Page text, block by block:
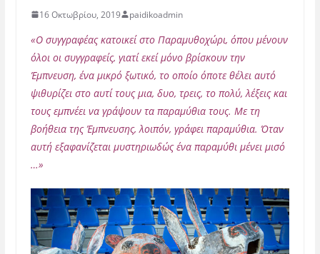
16 Οκτωβρίου, 2019 paidikoadmin
«Ο συγγραφέας κατοικεί στο Παραμυθοχώρι, όπου μένουν
όλοι οι συγγραφείς, γιατί εκεί μόνο βρίσκουν την
Έμπνευση, ένα μικρό ξωτικό, το οποίο όποτε θέλει αυτό
ψιθυρίζει στο αυτί τους μια, δυο, τρεις, το πολύ, λέξεις και
τους εμπνέει να γράψουν τα παραμύθια τους. Με τη
βοήθεια της Έμπνευσης, λοιπόν, γράφει παραμύθια. Όταν
αυτή εξαφανίζεται μυστηριωδώς ένα παραμύθι μένει μισό
…»